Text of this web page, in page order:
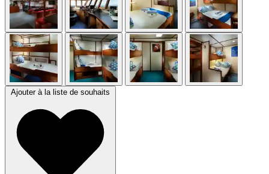
Ajouter à la liste de souhaits